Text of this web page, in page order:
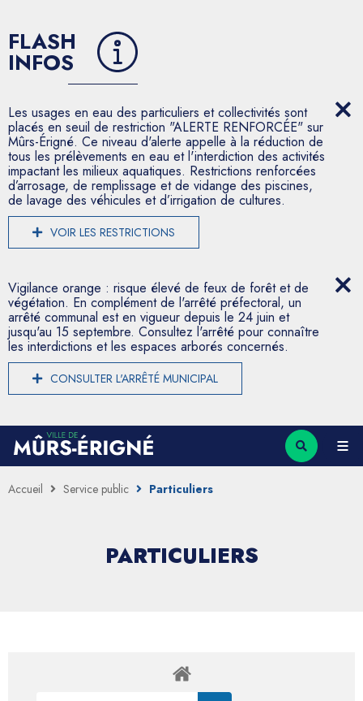
FLASH
INFOS
Les usages en eau des particuliers et collectivités sont
placés en seuil de restriction "ALERTE RENFORCÉE" sur
Mûrs-Érigné. Ce niveau d'alerte appelle à la réduction de
tous les prélèvements en eau et l'interdiction des activités
impactant les milieux aquatiques. Restrictions renforcées
d’arrosage, de remplissage et de vidange des piscines,
de lavage des véhicules et d’irrigation de cultures.
VOIR LES RESTRICTIONS
Vigilance orange : risque élevé de feux de forêt et de
végétation. En complément de l'arrêté préfectoral, un
arrêté communal est en vigueur depuis le 24 juin et
jusqu'au 15 septembre. Consultez l'arrêté pour connaître
les interdictions et les espaces arborés concernés.
CONSULTER L'ARRÊTÉ MUNICIPAL
Accueil Service public Particuliers
PARTICULIERS